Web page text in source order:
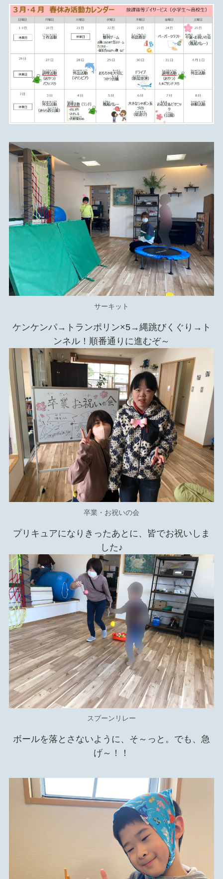
サーキット
ケンケンパ→トランポリン×5→縄跳びくぐり→ト
ンネル！順番通りに進むぞ～
卒業・お祝いの会
プリキュアになりきったあとに、皆でお祝いしま
した♪
スプーンリレー
ボールを落とさないように、そ～っと。でも、急
げ～！！